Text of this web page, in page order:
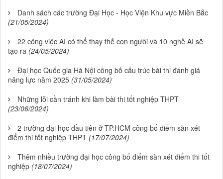
Danh sách các trường Đại Học - Học Viện Khu vực Miền Bắc
(21/05/2024)
22 công việc AI có thể thay thế con người và 10 nghề AI sẽ
tạo ra (24/05/2024)
Đại học Quốc gia Hà Nội công bố cấu trúc bài thi đánh giá
năng lực năm 2025 (31/05/2024)
Những lỗi cần tránh khi làm bài thi tốt nghiệp THPT
(23/06/2024)
2 trường đại học đầu tiên ở TP.HCM công bố điểm sàn xét
điểm thi tốt nghiệp THPT (17/07/2024)
Thêm nhiều trường đại học công bố điểm sàn xét điểm thi tốt
nghiệp (18/07/2024)